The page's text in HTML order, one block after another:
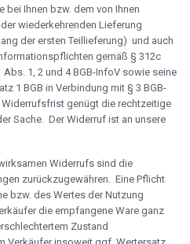
bei Ihnen bzw. dem von Ihnen
wiederkehrenden Lieferung
der ersten Teillieferung) und auch
gemäß § 312c
1, 2 und 4 BGB-InfoV sowie seine
1 BGB in Verbindung mit § 3 BGB-
genügt die rechtzeitige
Sache. Der Widerruf ist an unsere
Widerrufs sind die
zurückzugewähren. Eine Pflicht
bzw. des Wertes der Nutzung
die empfangene Ware ganz
Zustand